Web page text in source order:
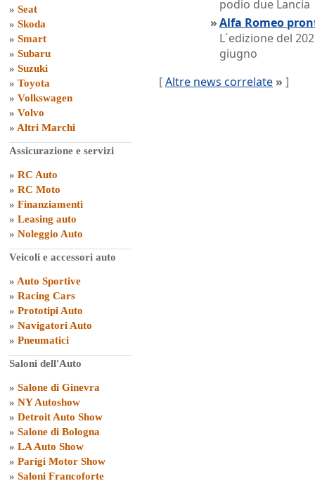
» Seat
» Skoda
» Smart
» Subaru
» Suzuki
» Toyota
» Volkswagen
» Volvo
» Altri Marchi
Assicurazione e servizi
» RC Auto
» RC Moto
» Finanziamenti
» Leasing auto
» Noleggio Auto
Veicoli e accessori auto
» Auto Sportive
» Racing Cars
» Prototipi Auto
» Navigatori Auto
» Pneumatici
Saloni dell'Auto
» Salone di Ginevra
» NY Autoshow
» Detroit Auto Show
» Salone di Bologna
» LA Auto Show
» Parigi Motor Show
» Saloni Francoforte
podio due Lancia
»Alfa Romeo
L´edizione del
giugno
[Altre news correlate » ]